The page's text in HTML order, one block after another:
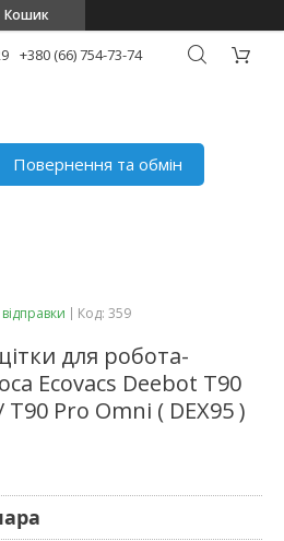
Кошик
+380 (66) 754-73-74
Повернення та обмін
Код: 359
для робота-
Ecovacs Deebot T90
Pro Omni ( DEX95 )